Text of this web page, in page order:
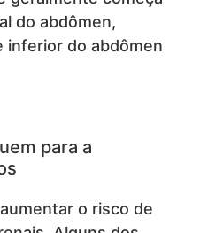
do abdômen,
inferior do abdômen
para a
o risco de